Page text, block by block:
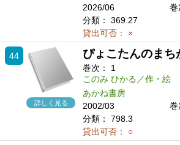
2026/06
巻
分類：
369.27
貸出可否：
×
44
詳しく見る
ぴょこたんのまち
巻次：
1
このみ ひかる／作・絵
あかね書房
2002/03
巻
分類：
798.3
貸出可否：
○